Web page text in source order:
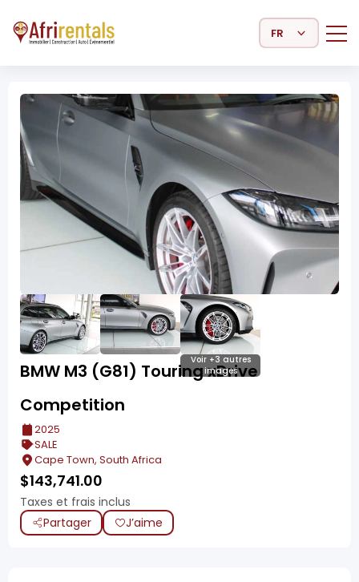
Select Language
Voir +3 autres
images
BMW M3 (G81) Touring xDrive
Competition
2025
SALE
Cape Town, South Africa
$143,741.00
Taxes et frais inclus
Partager
J’aime